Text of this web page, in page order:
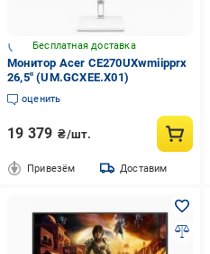
Бесплатная доставка
Монитор Acer CE270UXwmiipprx
26,5" (UM.GCXEE.X01)
оценить
19 379 ₴/шт.
Привезём Доставим